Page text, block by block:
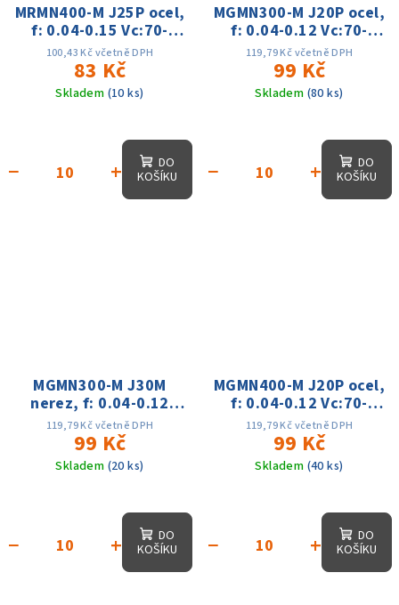
MRMN400-M J25P ocel,
f: 0.04-0.15 Vc:70-
130m
100,43 Kč včetně DPH
83 Kč
Skladem (10 ks)
+
−
DO
KOŠÍKU
MGMN300-M J20P ocel,
f: 0.04-0.12 Vc:70-
140m
119,79 Kč včetně DPH
99 Kč
Skladem (80 ks)
+
−
DO
KOŠÍKU
MGMN300-M J30M
nerez, f: 0.04-0.12
Vc:70-140m
119,79 Kč včetně DPH
99 Kč
Skladem (20 ks)
+
−
DO
KOŠÍKU
MGMN400-M J20P ocel,
f: 0.04-0.12 Vc:70-
140m
119,79 Kč včetně DPH
99 Kč
Skladem (40 ks)
+
−
DO
KOŠÍKU